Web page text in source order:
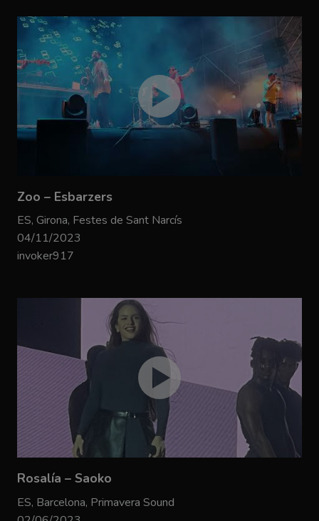
Zoo – Esbarzers
ES, Girona, Festes de Sant Narcís
04/11/2023
invoker917
Rosalía – Saoko
ES, Barcelona, Primavera Sound